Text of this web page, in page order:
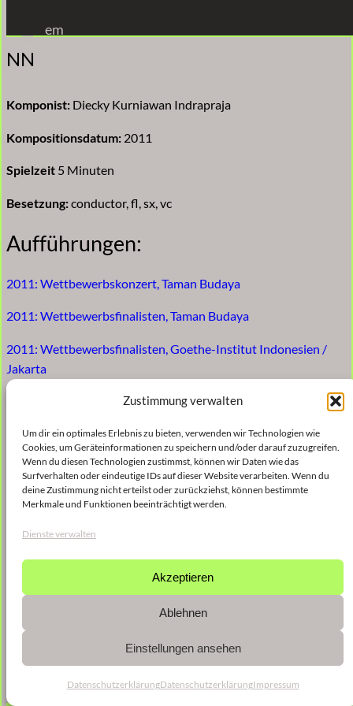
Zustimmung verwalten
Um dir ein optimales Erlebnis zu bieten, verwenden wir Technologien wie
Cookies, um Geräteinformationen zu speichern und/oder darauf zuzugreifen.
Wenn du diesen Technologien zustimmst, können wir Daten wie das
Surfverhalten oder eindeutige IDs auf dieser Website verarbeiten. Wenn du
deine Zustimmung nicht erteilst oder zurückziehst, können bestimmte
Merkmale und Funktionen beeinträchtigt werden.
Dienste verwalten
Akzeptieren
Ablehnen
Einstellungen ansehen
DatenschutzerklärungDatenschutzerklärungImpressum
Inhalt
springen
em
NN
Komponist: Diecky Kurniawan Indrapraja
Kompositionsdatum: 2011
Spielzeit 5 Minuten
Besetzung:conductor, fl, sx, vc
Aufführungen:
2011: Wettbewerbskonzert, Taman Budaya
2011: Wettbewerbsfinalisten, Taman Budaya
2011: Wettbewerbsfinalisten, Goethe-Institut Indonesien /
Jakarta